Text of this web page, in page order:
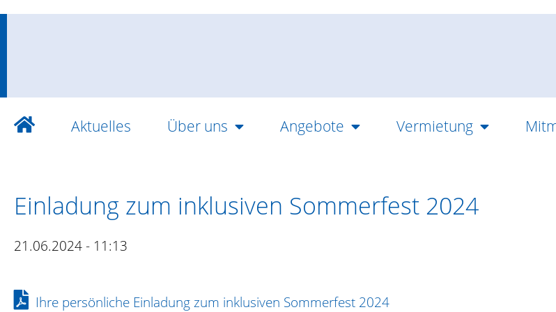
Aktuelles Über uns Angebote Vermietung
Einladung zum inklusiven Sommerfest 2024
21.06.2024 - 11:13
Ihre persönliche Einladung zum inklusiven Sommerfest 2024